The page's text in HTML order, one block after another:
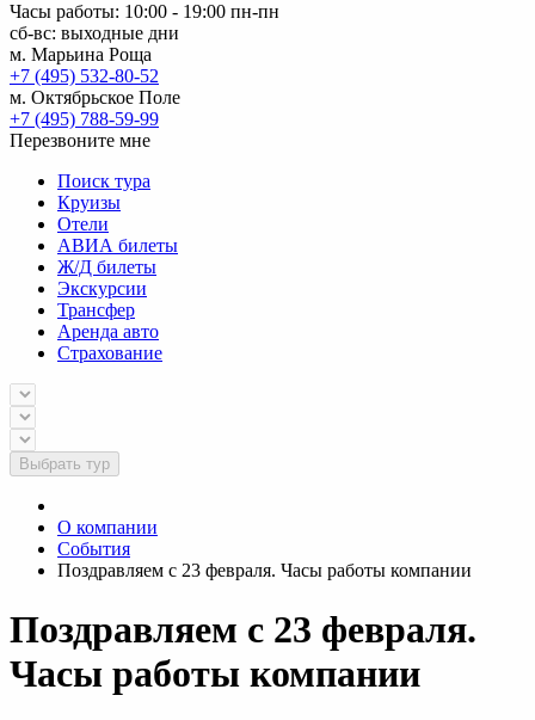
Часы работы: 10:00 - 19:00 пн-пн
сб-вс: выходные дни
м. Марьина Роща
+7 (495) 532-80-52
м. Октябрьское Поле
+7 (495) 788-59-99
Перезвоните мне
Поиск тура
Круизы
Отели
АВИА билеты
Ж/Д билеты
Экскурсии
Трансфер
Аренда авто
Страхование
Выбрать тур
О компании
События
Поздравляем с 23 февраля. Часы работы компании
Поздравляем с 23 февраля.
Часы работы компании